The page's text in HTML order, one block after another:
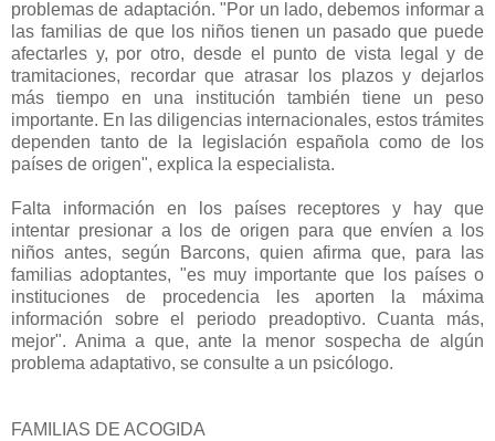
problemas de adaptación. "Por un lado, debemos informar a
las familias de que los niños tienen un pasado que puede
afectarles y, por otro, desde el punto de vista legal y de
tramitaciones, recordar que atrasar los plazos y dejarlos
más tiempo en una institución también tiene un peso
importante. En las diligencias internacionales, estos trámites
dependen tanto de la legislación española como de los
países de origen", explica la especialista.
Falta información en los países receptores y hay que
intentar presionar a los de origen para que envíen a los
niños antes, según Barcons, quien afirma que, para las
familias adoptantes, "es muy importante que los países o
instituciones de procedencia les aporten la máxima
información sobre el periodo preadoptivo. Cuanta más,
mejor". Anima a que, ante la menor sospecha de algún
problema adaptativo, se consulte a un psicólogo.
FAMILIAS DE ACOGIDA